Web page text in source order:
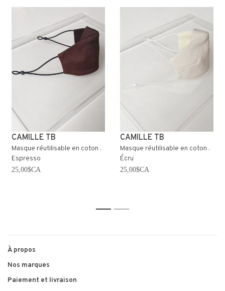
CAMILLE TB
Masque réutilisable en coton .
Espresso
25,00$CA
CAMILLE TB
Masque réutilisable en coton .
Écru
25,00$CA
1 2
À propos
Nos marques
Paiement et livraison